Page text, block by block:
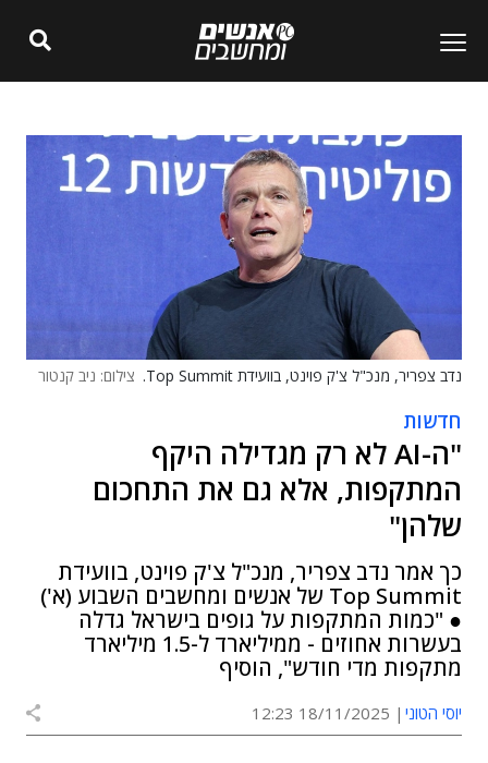
נדב צפריר, מנכ"ל צ'ק פוינט, בוועידת Top Summit. צילום: ניב קנטור
חדשות
"ה-AI לא רק מגדילה היקף
המתקפות, אלא גם את התחכום
שלהן"
כך אמר נדב צפריר, מנכ"ל צ'ק פוינט, בוועידת
Top Summit של אנשים ומחשבים השבוע (א')
● "כמות המתקפות על גופים בישראל גדלה
בעשרות אחוזים - ממיליארד ל-1.5 מיליארד
מתקפות מדי חודש", הוסיף
יוסי הטוני 18/11/2025 12:23